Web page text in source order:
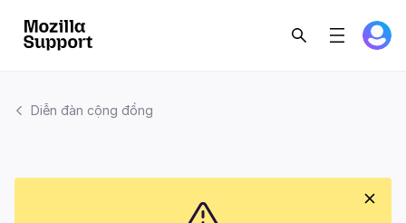
Diễn đàn cộng đồng